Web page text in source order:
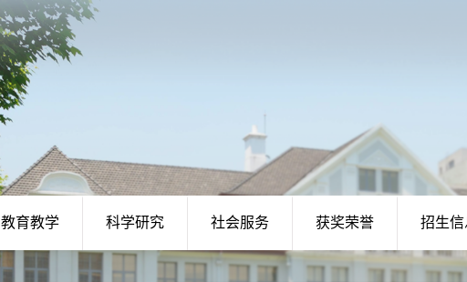
教育教学 科学研究 社会服务 获奖荣誉 招生信